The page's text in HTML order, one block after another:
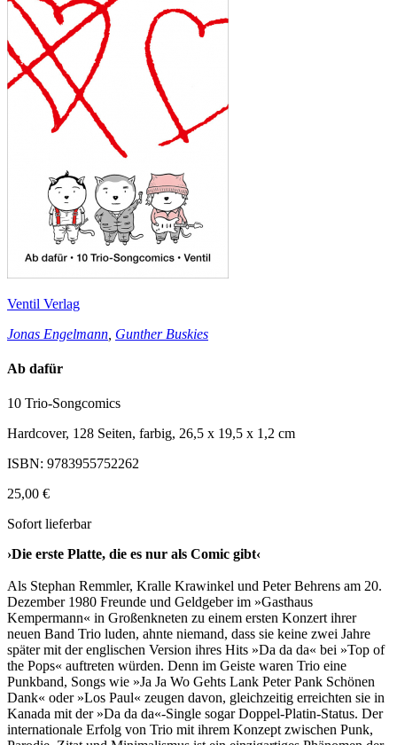
Ventil Verlag
Jonas Engelmann Gunther Buskies
Ab dafür
10 Trio-Songcomics
Hardcover, 128 Seiten, farbig, 26,5 x 19,5 x 1,2 cm
ISBN: 9783955752262
25,00 €
Sofort lieferbar
›Die erste Platte, die es nur als Comic gibt‹
Als Stephan Remmler, Kralle Krawinkel und Peter Behrens am 20.
Dezember 1980 Freunde und Geldgeber im »Gasthaus
Kempermann« in Großenkneten zu einem ersten Konzert ihrer
neuen Band Trio luden, ahnte niemand, dass sie keine zwei Jahre
später mit der englischen Version ihres Hits »Da da da« bei »Top of
the Pops« auftreten würden. Denn im Geiste waren Trio eine
Punkband, Songs wie »Ja Ja Wo Gehts Lank Peter Pank Schönen
Dank« oder »Los Paul« zeugen davon, gleichzeitig erreichten sie in
Kanada mit der »Da da da«-Single sogar Doppel-Platin-Status. Der
internationale Erfolg von Trio mit ihrem Konzept zwischen Punk,